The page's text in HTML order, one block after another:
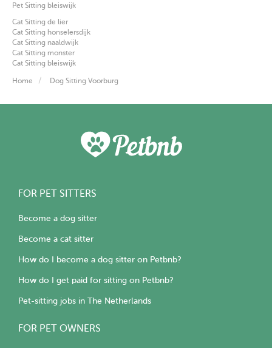
Pet Sitting bleiswijk
Cat Sitting de lier
Cat Sitting honselersdijk
Cat Sitting naaldwijk
Cat Sitting monster
Cat Sitting bleiswijk
Home Dog Sitting Voorburg
FOR PET SITTERS
Become a dog sitter
Become a cat sitter
How do I become a dog sitter on Petbnb?
How do I get paid for sitting on Petbnb?
Pet-sitting jobs in The Netherlands
FOR PET OWNERS